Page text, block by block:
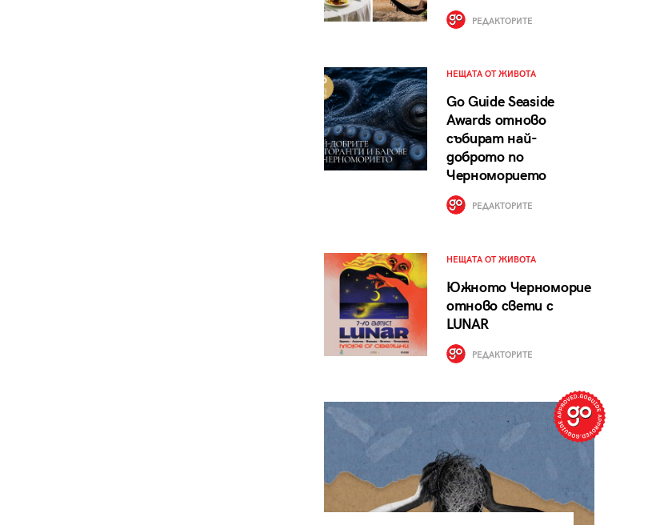
РЕДАКТОРИТЕ
НЕЩАТА ОТ ЖИВОТА
Go Guide Seaside
Awards отново
събират най-
доброто по
Черноморието
РЕДАКТОРИТЕ
НЕЩАТА ОТ ЖИВОТА
Южното Черноморие
отново свети с
LUNAR
РЕДАКТОРИТЕ